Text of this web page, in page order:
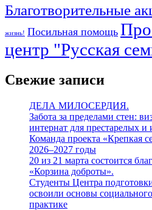
Благотворительные
жизнь! Посильная помощь
центр "Русская
Свежие записи
ДЕЛА МИЛОСЕРДИЯ.
Забота за пределами стен:
интернат для престарелых и
Команда проекта «Крепкая
2026–2027 годы
20 из 21 марта состоится
«Корзина доброты».
Студенты Центра
освоили основы
практике